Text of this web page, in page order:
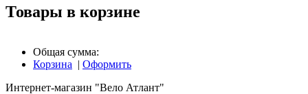
Товары в корзине
Общая сумма:
Корзина | Оформить
Интернет-магазин "Вело Атлант"